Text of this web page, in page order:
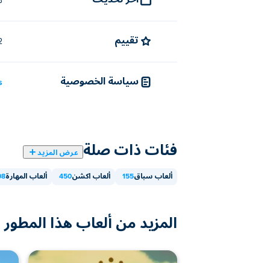
تم إنشاء Sky Mad بواسطة Radical Play. يمكنك لعب ألعابهم الأخرى على Poki (بوكي):
كيف يمكنني لعب Sky Mad مجانًا؟
تقييم
سياسة الخصوصية
فئات ذات صلة عرض المزيد
ألعاب سباق155 ألعاب اكشن450 ألعاب المهارة
المزيد من ألعاب هذا المطور